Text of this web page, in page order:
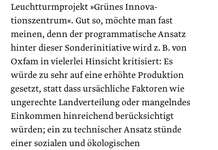
Leuchtturmprojekt »Grünes Innova­
tionszentrum«. Gut so, möchte man fast
meinen, denn der programmatische Ansatz
hinter dieser Sonderinitiative wird z. B. von
Oxfam in vielerlei Hinsicht kritisiert: Es
würde zu sehr auf eine erhöhte Produktion
gesetzt, statt dass ursächliche Faktoren wie
ungerechte Landverteilung oder mangelndes
Einkommen hinreichend berücksichtigt
würden; ein zu technischer Ansatz stünde
einer sozialen und ökologischen